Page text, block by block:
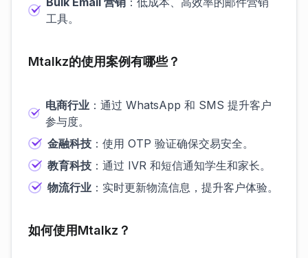
工具。
Mtalkz的使用案例有哪些？
电商行业 ：通过 WhatsApp 和 SMS 提升客户
参与度。
金融科技 ：使用 OTP 验证确保交易安全。
教育科技 ：通过 IVR 和短信通知学生和家长。
物流行业 ：实时更新物流信息，提升客户体验。
如何使用Mtalkz？